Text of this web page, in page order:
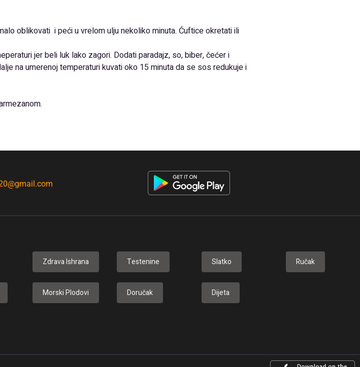
oblikovati i peći u vrelom ulju nekoliko minuta. Ćuftice okretati ili
jer beli luk lako zagori. Dodati paradajz, so, biber, čećer i
na umerenoj temperaturi kuvati oko 15 minuta da se sos redukuje i
Zdrava Ishrana Testenine Slatko Ručak
Morski Plodovi Doručak Dijeta